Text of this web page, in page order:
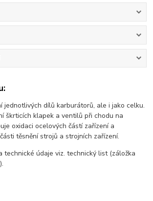
jednotlivých dílů karburátorů, ale i jako celku.
škrticích klapek a ventilů při chodu na
oxidaci ocelových částí zařízení a
těsnění strojů a strojních zařízení.
technické údaje viz. technický list (záložka